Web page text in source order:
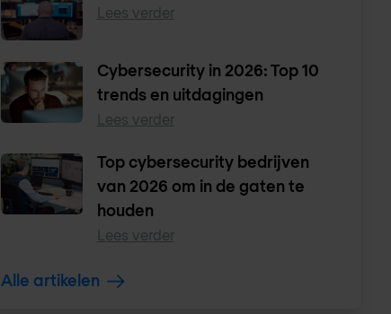
Lees verder
Cybersecurity in 2026: Top 10
trends en uitdagingen
Lees verder
Top cybersecurity bedrijven
van 2026 om in de gaten te
houden
Lees verder
Alle artikelen